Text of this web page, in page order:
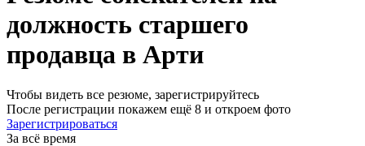
должность старшего
продавца в Арти
Чтобы видеть все резюме, зарегистрируйтесь
После регистрации покажем ещё 8 и откроем фото
Зарегистрироваться
За всё время